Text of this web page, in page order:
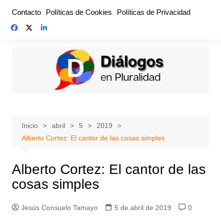
contenido
Contacto Políticas de Cookies Políticas de Privacidad
Inicio abril 5
2019
Alberto Cortez: El cantor de las cosas simples
Alberto Cortez: El cantor de las
cosas simples
Jesús Consuelo Tamayo 5 de abril de 2019
0